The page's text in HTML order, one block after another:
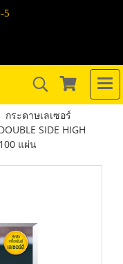
5
กระดาษเลเซอร์
SIDE HIGH
100 แผ่น